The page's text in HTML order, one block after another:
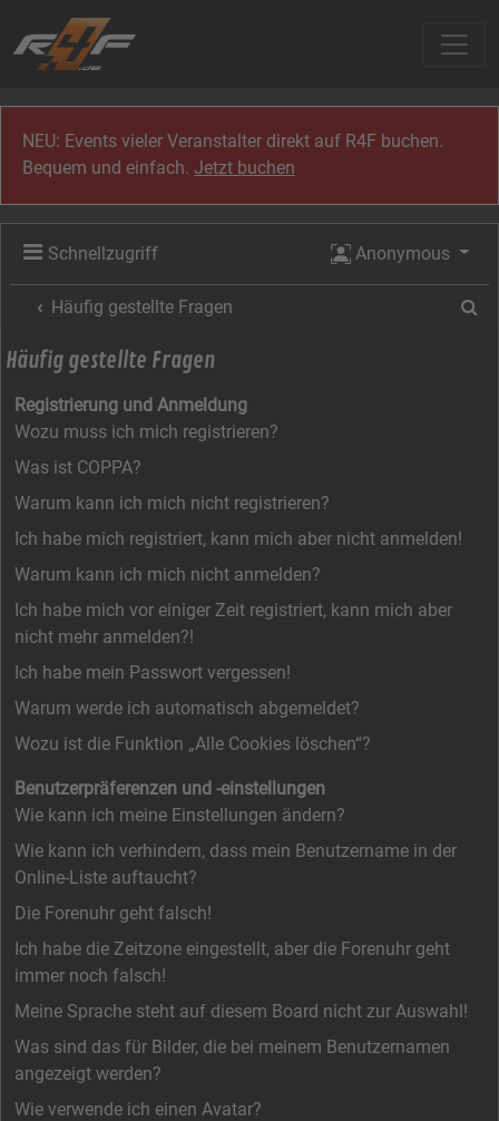
NEU: Events vieler Veranstalter direkt auf R4F buchen.
Bequem und einfach.Jetzt buchen
Schnellzugriff Anonymous
Häufig gestellte Fragen
Häufig gestellte Fragen
Registrierung und Anmeldung
Wozu muss ich mich registrieren?
Was ist COPPA?
Warum kann ich mich nicht registrieren?
Ich habe mich registriert, kann mich aber nicht anmelden!
Warum kann ich mich nicht anmelden?
Ich habe mich vor einiger Zeit registriert, kann mich aber
nicht mehr anmelden?!
Ich habe mein Passwort vergessen!
Warum werde ich automatisch abgemeldet?
Wozu ist die Funktion „Alle Cookies löschen“?
Benutzerpräferenzen und -einstellungen
Wie kann ich meine Einstellungen ändern?
Wie kann ich verhindern, dass mein Benutzername in der
Online-Liste auftaucht?
Die Forenuhr geht falsch!
Ich habe die Zeitzone eingestellt, aber die Forenuhr geht
immer noch falsch!
Meine Sprache steht auf diesem Board nicht zur Auswahl!
Was sind das für Bilder, die bei meinem Benutzernamen
angezeigt werden?
Wie verwende ich einen Avatar?